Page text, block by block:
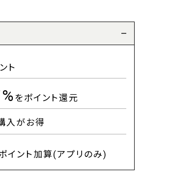
ト
をポイント還元
入がお得
イント加算(アプリのみ)